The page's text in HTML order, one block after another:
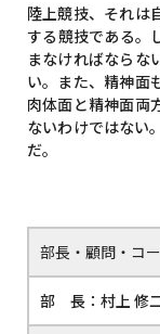
陸上競技、それは
する競技である。
まなければならな
い。また、精神面
肉体面と精神面両
ないわけではない
だ。
部長・顧問・コ
部 長：村上 修